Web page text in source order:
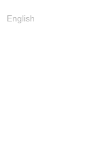
内
English